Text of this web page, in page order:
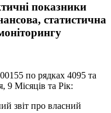
показники
статистична
по рядках 4095 та
9 Місяців та Рік:
звіт про власний